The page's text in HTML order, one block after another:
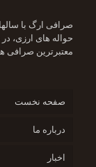
صرافی ارگ با
حواله های ارزی،
معتبرترین صرافی
صفحه نخست
درباره ما
اخبار